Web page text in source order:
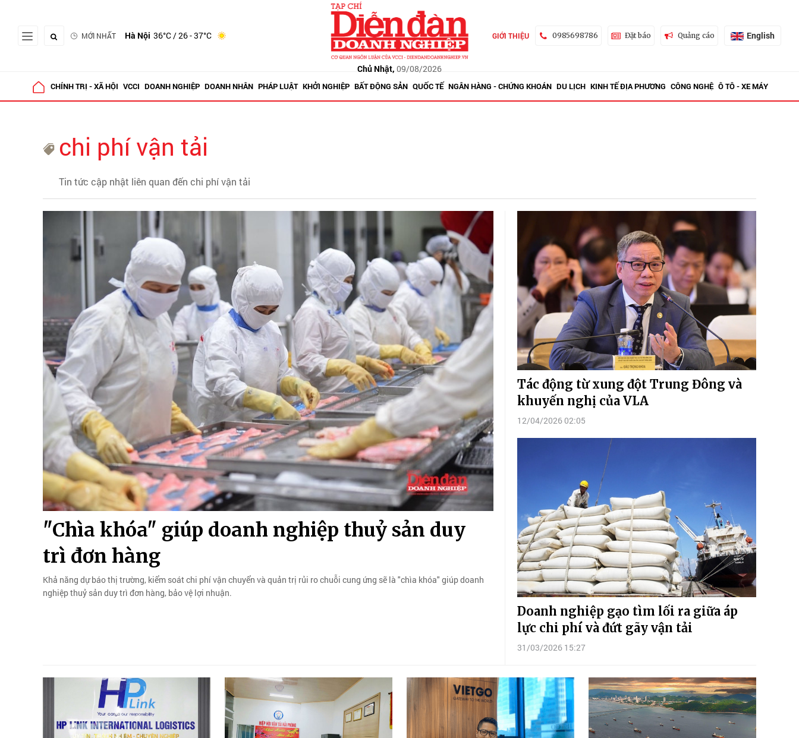
MỚI NHẤT Hà Nội 36°C/ 26 - 37°C
Chủ Nhật, 09/08/2026
GIỚI THIỆU 0985698786 Đặt báo Quảng cáo English
CHÍNH TRỊ - XÃ HỘI VCCI DOANH NGHIỆP DOANH NHÂN PHÁP LUẬT KHỞI NGHIỆP BẤT ĐỘNG SẢN QUỐC TẾ NGÂN HÀNG - CHỨNG KHOÁN DU LỊCH KINH TẾ ĐỊA PHƯƠNG CÔNG NGHỆ Ô TÔ - XE MÁY
chi phí vận tải
Tin tức cập nhật liên quan đến chi phí vận tải
"Chìa khóa" giúp doanh nghiệp thuỷ sản duy
trì đơn hàng
Khả năng dự báo thị trường, kiểm soát chi phí vận chuyển và quản trị rủi ro chuỗi cung ứng sẽ là "chìa khóa" giúp doanh
nghiệp thuỷ sản duy trì đơn hàng, bảo vệ lợi nhuận.
Tác động từ xung đột Trung Đông và
khuyến nghị của VLA
12/04/2026 02:05
Doanh nghiệp gạo tìm lối ra giữa áp
lực chi phí và đứt gãy vận tải
31/03/2026 15:27